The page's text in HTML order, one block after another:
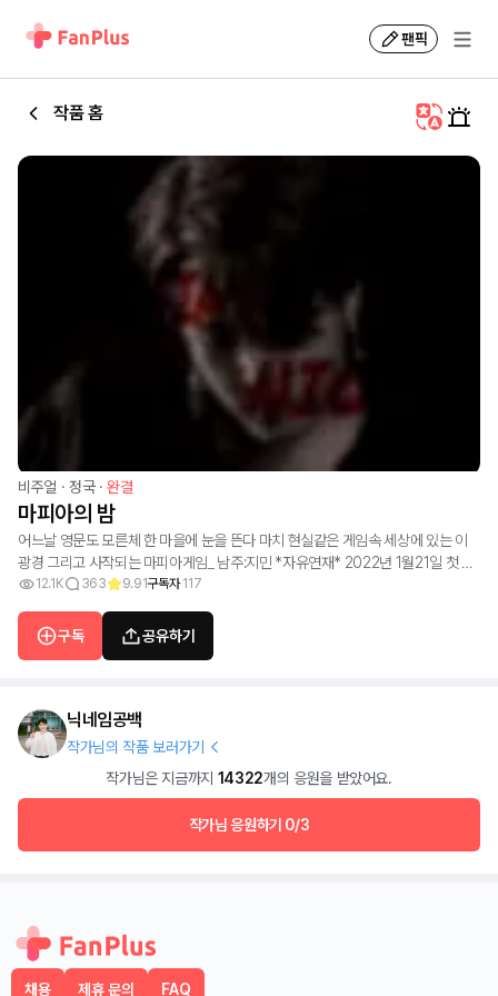
팬픽
작품 홈
비주얼 · 정국·완결
마피아의 밤
어느날 영문도 모른체 한 마을에 눈을 뜬다 마치 현실같은 게임속 세상에 있는 이
광경 그리고 사작되는 마피아게임_ 남주:지민 *자유연재* 2022년 1월21일 첫 연
재 2022년 2월14일 완결 +작품[Flower_모음집]_설날선물 작품에 대한 빠른정
12.1K 363 9.91구독자 117
구독 공유하기
닉네임공백
작가님의 작품 보러가기
작가님은 지금까지 14322개의 응원을 받았어요.
작가님 응원하기 0/3
채용 제휴 문의 FAQ